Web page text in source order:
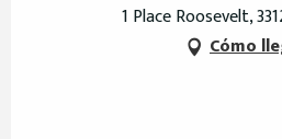
1 Place Roosevelt,
Cómo